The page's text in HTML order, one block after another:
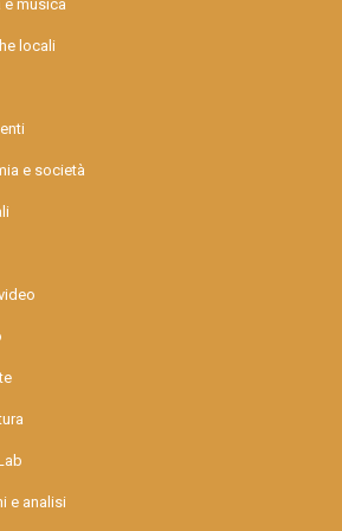
e musica
locali
e società
e analisi